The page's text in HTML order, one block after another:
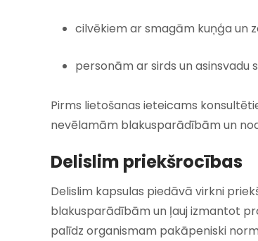
cilvēkiem ar smagām kuņģa un
personām ar sirds un asinsvadu
Pirms lietošanas ieteicams
nevēlamām blakusparādībām un
Delislim priekšrocības
Delislim kapsulas piedāvā virkni
blakusparādībām un ļauj izmantot
palīdz organismam pakāpeniski